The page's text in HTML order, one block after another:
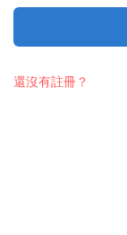
還沒有註冊？